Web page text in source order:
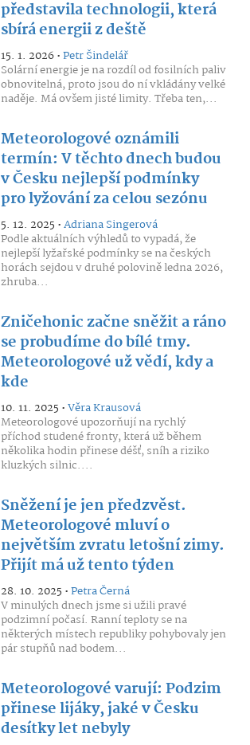
představila technologii, která
sbírá energii z deště
15. 1. 2026 •Petr Šindelář
Solární energie je na rozdíl od fosilních paliv
obnovitelná, proto jsou do ní vkládány velké
naděje. Má ovšem jisté limity. Třeba ten,...
Meteorologové oznámili
termín: V těchto dnech budou
v Česku nejlepší podmínky
pro lyžování za celou sezónu
5. 12. 2025 •Adriana Singerová
Podle aktuálních výhledů to vypadá, že
nejlepší lyžařské podmínky se na českých
horách sejdou v druhé polovině ledna 2026,
zhruba...
Zničehonic začne sněžit a ráno
se probudíme do bílé tmy.
Meteorologové už vědí, kdy a
kde
10. 11. 2025 •Věra Krausová
Meteorologové upozorňují na rychlý
příchod studené fronty, která už během
několika hodin přinese déšť, sníh a riziko
kluzkých silnic....
Sněžení je jen předzvěst.
Meteorologové mluví o
největším zvratu letošní zimy.
Přijít má už tento týden
28. 10. 2025 •Petra Černá
V minulých dnech jsme si užili pravé
podzimní počasí. Ranní teploty se na
některých místech republiky pohybovaly jen
pár stupňů nad bodem...
Meteorologové varují: Podzim
přinese lijáky, jaké v Česku
desítky let nebyly